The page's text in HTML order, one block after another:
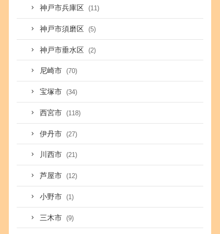
神戸市兵庫区 (11)
神戸市須磨区 (5)
神戸市垂水区 (2)
尼崎市 (70)
宝塚市 (34)
西宮市 (118)
伊丹市 (27)
川西市 (21)
芦屋市 (12)
小野市 (1)
三木市 (9)